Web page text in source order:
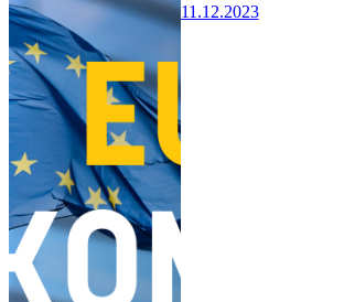
11.12.2023